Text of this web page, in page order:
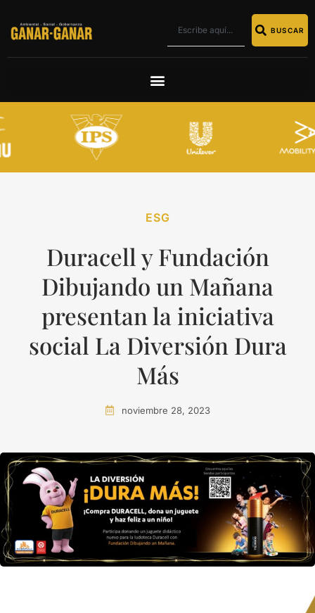
BUSCAR
ESG
Duracell y Fundación
Dibujando un Mañana
presentan la iniciativa
social La Diversión Dura
Más
noviembre 28, 2023